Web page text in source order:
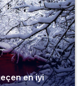
en iyi